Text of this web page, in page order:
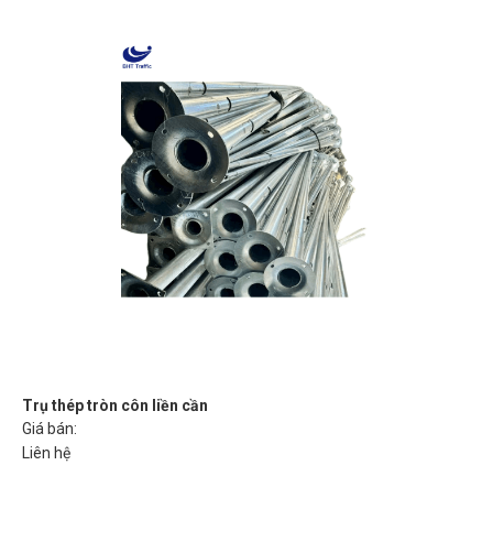
Trụ thép tròn côn liền cần
Giá bán:
Liên hệ